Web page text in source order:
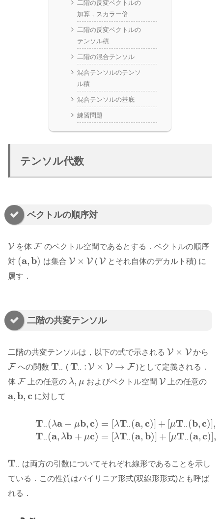
二階の反変ベクトルの
加算，スカラー倍
二階の反変ベクトルの
テンソル積
二階の混合テンソル
混合テンソルのテンソ
ル積
混合テンソルの基底
練習問題
テンソル代数
ベクトルの順序対
V
V を体F
F
のベクトル空間であるとする．ベクトルの順序
対 (a,b)
( a,b ) は集合 V × V
V× V ( V
Vとそれ自体のデカルト積) に
属す．
二階の共変テンソル
二階の共変テンソルは，以下の式で示される V × V
V× V から
F
F への関数T⋅⋅
T⋅⋅ ( T⋅⋅ : V × V → F
T⋅⋅: V ×V → F
)として定義される．
体 F
F 上の任意の λ, μ
λ,μ およびベクトル空間 V
V上の任意の
a,b, c
a,b ,c に対して
T⋅⋅ (λa + μb,c) = [λT⋅⋅ (a, c)] + [μT⋅⋅ (b,c)],
T⋅⋅ (a, λb + μc) = [λT⋅⋅ (a, b)] + [μT⋅⋅ (a,c)],
(λa μb,c )=[ λT⋅⋅ a,c ]+[ T⋅⋅(b ,c)] (2.2) T⋅ a,λb +μc =[λ
T⋅⋅
T⋅⋅
は両方の引数についてそれぞれ線形であることを示し
ている．この性質はバイリニア形式(双線形形式)とも呼ば
れる．